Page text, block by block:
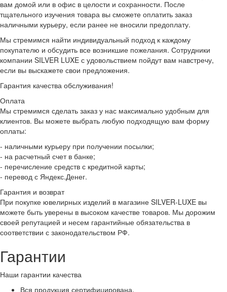
вам домой или в офис в целости и сохранности. После
тщательного изучения товара вы сможете оплатить заказ
наличными курьеру, если ранее не вносили предоплату.
Мы стремимся найти индивидуальный подход к каждому
покупателю и обсудить все возникшие пожелания. Сотрудники
компании SILVER LUXE с удовольствием пойдут вам навстречу,
если вы выскажете свои предложения.
Гарантия качества обслуживания!
Оплата
Мы стремимся сделать заказ у нас максимально удобным для
клиентов. Вы можете выбрать любую подходящую вам форму
оплаты:
- наличными курьеру при получении посылки;
- на расчетный счет в банке;
- перечисление средств с кредитной карты;
- перевод с Яндекс.Денег.
Гарантия и возврат
При покупке ювелирных изделий в магазине SILVER-LUXE вы
можете быть уверены в высоком качестве товаров. Мы дорожим
своей репутацией и несем гарантийные обязательства в
соответствии с законодательством РФ.
Гарантии
Наши гарантии качества
Вся продукция сертифицирована.